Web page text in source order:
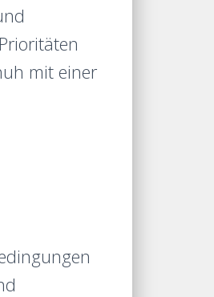
mit einer